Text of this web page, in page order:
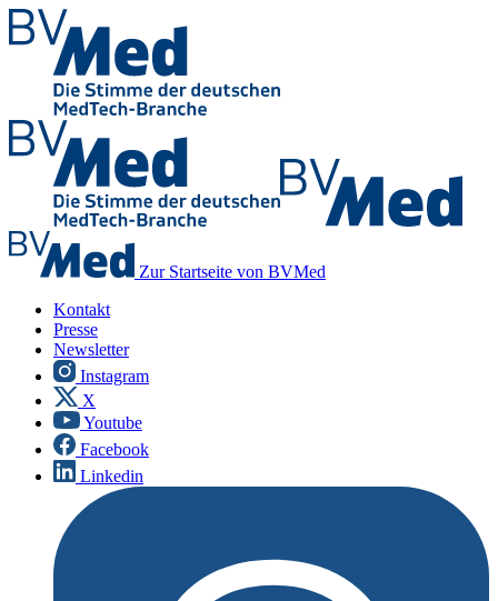
Zur Startseite von BVMed
Kontakt
Presse
Newsletter
Instagram
X
Youtube
Facebook
Linkedin